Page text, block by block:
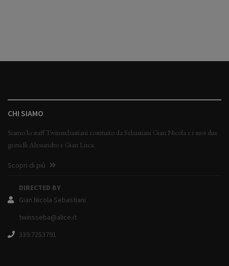
CHI SIAMO
Siamo lo staff Twinssebastiani costituito da Sebastiani Gian Nicola e i suoi due
gemelli Alessandro e Gian Luca.
Scopri di più
DIRECTED BY
Gian Nicola Sebastiani
twinsseba@alice.it
339.7253791